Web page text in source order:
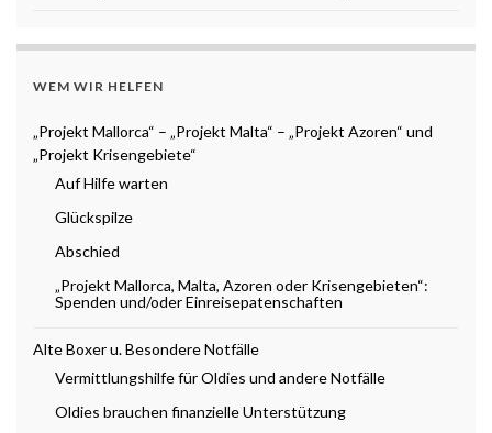
WEM WIR HELFEN
„Projekt Mallorca“ – „Projekt Malta“ – „Projekt Azoren“ und
„Projekt Krisengebiete“
Auf Hilfe warten
Glückspilze
Abschied
„Projekt Mallorca, Malta, Azoren oder Krisengebieten“:
Spenden und/oder Einreisepatenschaften
Alte Boxer u. Besondere Notfälle
Vermittlungshilfe für Oldies und andere Notfälle
Oldies brauchen finanzielle Unterstützung